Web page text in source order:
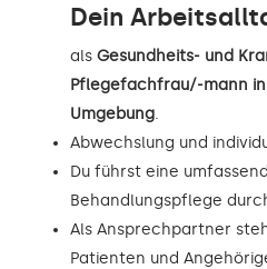
Dein
als Gesundheits- und
Pflegefachfrau/-mann
Umgebung.
Abwechslung und
Du führst eine
Behandlungspflege
Als Ansprechpartner
Patienten und